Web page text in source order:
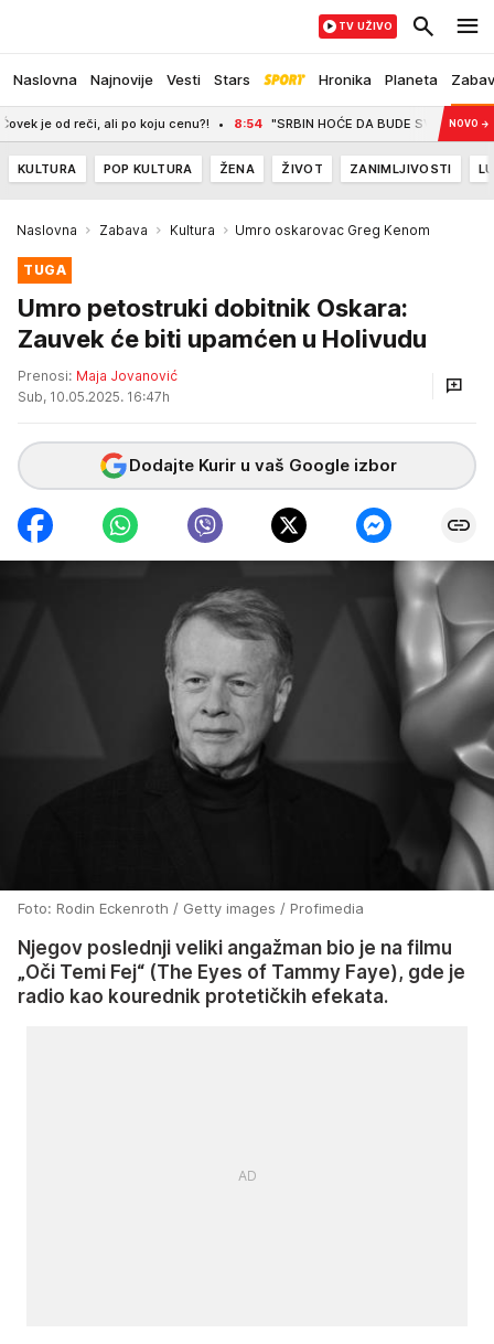
Naslovna Najnovije Vesti Stars Hronika Planeta
TV UŽIVO
od reči, ali po koju cenu?! 8:54 "SRBIN HOĆE DA BUDE SVOJ NA NOVO →
KULTURA POP KULTURA ŽENA ŽIVOT ZANIMLJIVOSTI
Naslovna Zabava Kultura Umro oskarovac Greg Kenom
TUGA
Umro petostruki dobitnik Oskara:
Zauvek će biti upamćen u Holivudu
Prenosi: Maja Jovanović
Sub, 10.05.2025. 16:47h
Dodajte Kurir u vaš Google izbor
Foto: Rodin Eckenroth / Getty images / Profimedia
Njegov poslednji veliki angažman bio je na filmu
„Oči Temi Fej“ (The Eyes of Tammy Faye), gde je
radio kao kourednik protetičkih efekata.